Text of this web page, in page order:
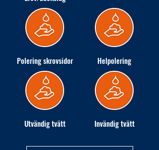
Polering skrovsidor Helpolering
Utvändig tvätt Invändig tvätt